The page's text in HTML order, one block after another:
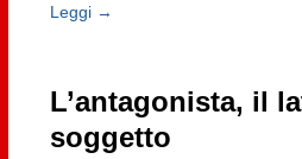
Leggi →
L’antagonista, il
soggetto